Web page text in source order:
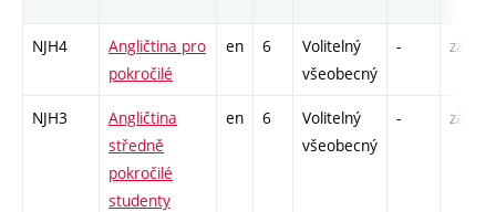
NJH4
Angličtina pro
pokročilé
en 6
Volitelný
všeobecný
- zá,zk
NJH3
Angličtina
středně
pokročilé
studenty
en 6
Volitelný
všeobecný
- zá,zk